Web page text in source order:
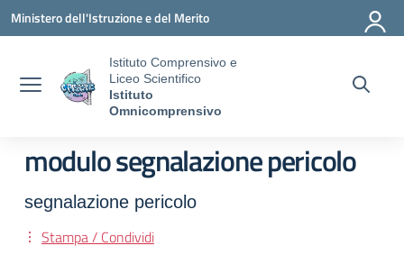
Vai ai contenuti
Vai al menu di navigazione
Vai al footer
Ministero dell'Istruzione e del Merito
Istituto Comprensivo e
Liceo Scientifico
Istituto
Omnicomprensivo
modulo segnalazione pericolo
segnalazione pericolo
Stampa / Condividi